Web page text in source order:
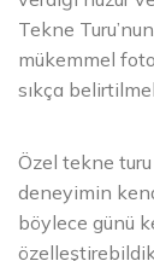
Tekne
mükemmel
sıkça
Özel tekne
deneyimin
böylece günü